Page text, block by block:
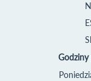
Godziny